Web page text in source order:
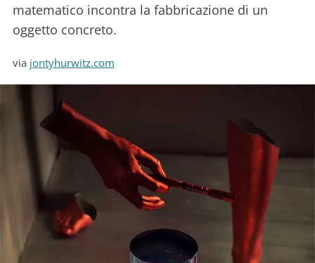
matematico incontra la fabbricazione di un
oggetto concreto.
via jontyhurwitz.com